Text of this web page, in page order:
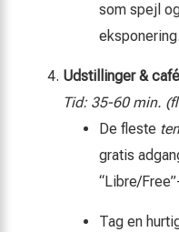
som spejl
eksponering.
Udstillinger &
Tid: 35-60 min.
De fleste
gratis
“Libre/
Tag en